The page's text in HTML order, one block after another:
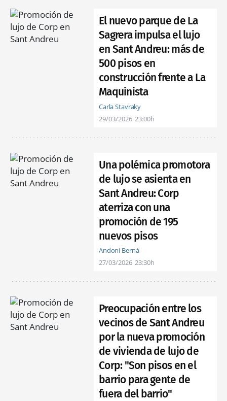
El nuevo parque de La
Sagrera impulsa el lujo
en Sant Andreu: más de
500 pisos en
construcción frente a La
Maquinista
Carla Stavraky
29/03/2026 23:00h
Una polémica promotora
de lujo se asienta en
Sant Andreu: Corp
aterriza con una
promoción de 195
nuevos pisos
Andoni Berná
27/03/2026 23:30h
Preocupación entre los
vecinos de Sant Andreu
por la nueva promoción
de vivienda de lujo de
Corp: "Son pisos en el
barrio para gente de
fuera del barrio"